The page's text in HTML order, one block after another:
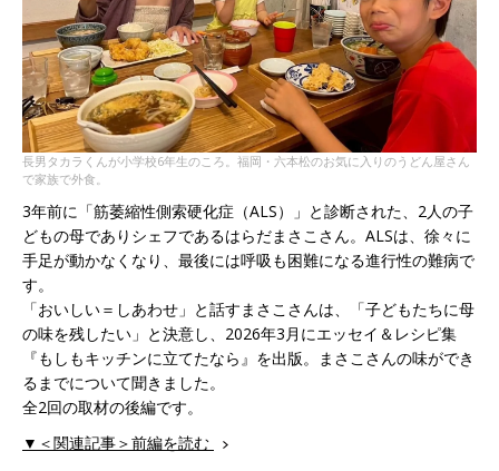
長男タカラくんが小学校6年生のころ。福岡・六本松のお気に入りのうどん屋さん
で家族で外食。
3年前に「筋萎縮性側索硬化症（ALS）」と診断された、2人の子
どもの母でありシェフであるはらだまさこさん。ALSは、徐々に
手足が動かなくなり、最後には呼吸も困難になる進行性の難病で
す。
「おいしい＝しあわせ」と話すまさこさんは、「子どもたちに母
の味を残したい」と決意し、2026年3月にエッセイ＆レシピ集
『もしもキッチンに立てたなら』を出版。まさこさんの味ができ
るまでについて聞きました。
全2回の取材の後編です。
▼＜関連記事＞前編を読む